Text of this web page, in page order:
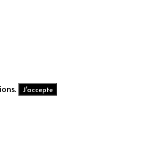
J'accepte